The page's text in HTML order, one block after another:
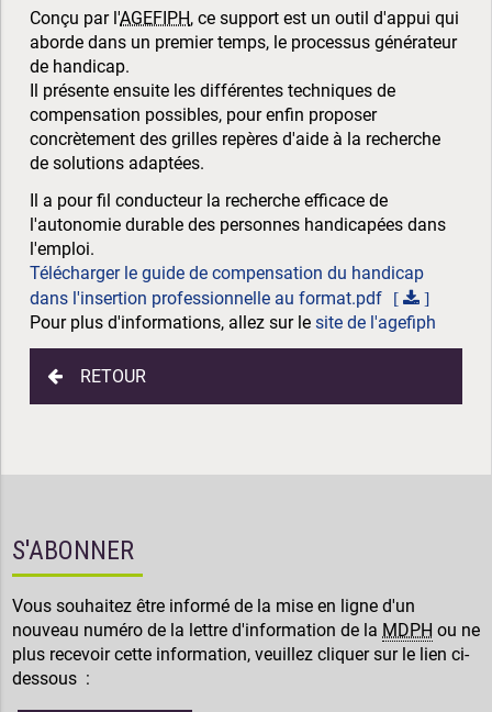
Conçu par l'AGEFIPH, ce support est un outil d'appui qui
aborde dans un premier temps, le processus générateur
de handicap.
Il présente ensuite les différentes techniques de
compensation possibles, pour enfin proposer
concrètement des grilles repères d'aide à la recherche
de solutions adaptées.
Il a pour fil conducteur la recherche efficace de
l'autonomie durable des personnes handicapées dans
l'emploi.
Télécharger le guide de compensation du handicap
dans l'insertion professionnelle au format.pdf
Pour plus d'informations, allez sur le site de l'agefiph
RETOUR
S'ABONNER
Vous souhaitez être informé de la mise en ligne d'un
nouveau numéro de la lettre d'information de la MDPH ou ne
plus recevoir cette information, veuillez cliquer sur le lien ci-
dessous :